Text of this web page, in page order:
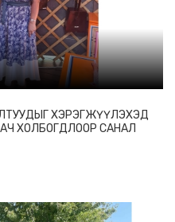
ХЭРЭГЖҮҮЛЭХЭД
ХОЛБОГДЛООР САНАЛ